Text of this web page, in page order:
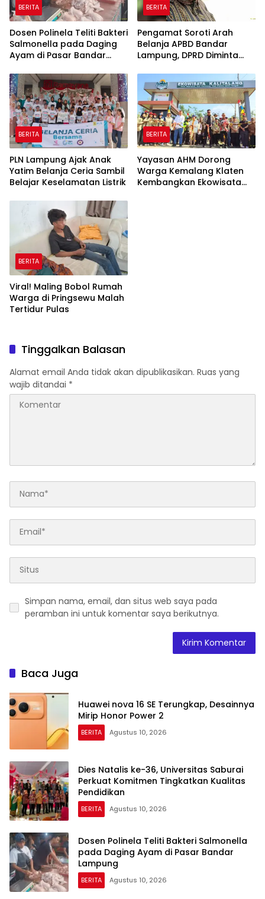
BERITA
Dosen Polinela Teliti Bakteri
Salmonella pada Daging
Ayam di Pasar Bandar
BERITA
Pengamat Soroti Arah
Belanja APBD Bandar
Lampung, DPRD Diminta
BERITA
PLN Lampung Ajak Anak
Yatim Belanja Ceria Sambil
Belajar Keselamatan Listrik
BERITA
Yayasan AHM Dorong
Warga Kemalang Klaten
Kembangkan Ekowisata
BERITA
Viral! Maling Bobol Rumah
Warga di Pringsewu Malah
Tertidur Pulas
Tinggalkan Balasan
Alamat email Anda tidak akan dipublikasikan. Ruas yang
wajib ditandai *
Simpan nama, email, dan situs web saya pada
peramban ini untuk komentar saya berikutnya.
Baca Juga
Huawei nova 16 SE Terungkap, Desainnya
Mirip Honor Power 2
BERITA Agustus 10, 2026
Dies Natalis ke-36, Universitas Saburai
Perkuat Komitmen Tingkatkan Kualitas
Pendidikan
BERITA Agustus 10, 2026
Dosen Polinela Teliti Bakteri Salmonella
pada Daging Ayam di Pasar Bandar
Lampung
BERITA Agustus 10, 2026